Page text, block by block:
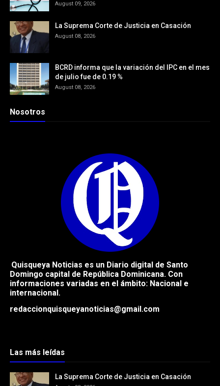
August 09, 2026
La Suprema Corte de Justicia en Casación
August 08, 2026
BCRD informa que la variación del IPC en el mes
de julio fue de 0.19 %
August 08, 2026
Nosotros
Quisqueya Noticias es un Diario digital de Santo
Domingo capital de República Dominicana. Con
informaciones variadas en el ámbito: Nacional e
internacional.
redaccionquisqueyanoticias@gmail.com
Las más leídas
La Suprema Corte de Justicia en Casación